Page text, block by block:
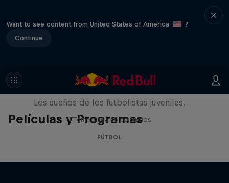
Want to see content from United States of America
?
Continue
Películas y Programas
Signed or Released
Los sueños de los futbolistas juveniles.
1 Temporada · 5 episodios
FÚTBOL